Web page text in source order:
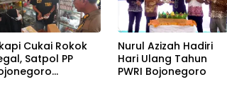
Cukai Rokok
Satpol PP
Nurul Azizah Hadiri
Hari Ulang Tahun
PWRI Bojonegoro